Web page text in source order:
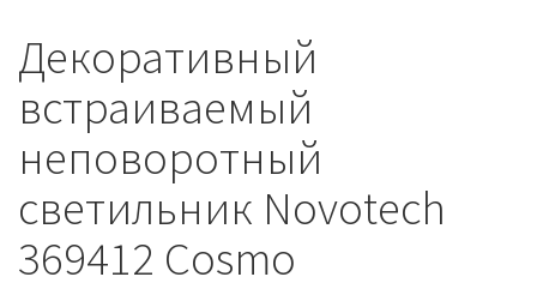
Декоративный
встраиваемый
неповоротный
светильник Novotech
369412 Cosmo